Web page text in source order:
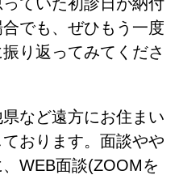
でも、ぜひもう一度
り返ってみてくださ
など遠方にお住まい
おります。面談やや
WEB面談(ZOOMを